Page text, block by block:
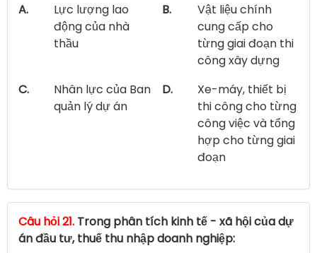
A.
Lực lượng lao
động của nhà
thầu
B.
Vật liệu chính
cung cấp cho
từng giai đoạn thi
công xây dựng
C.
Nhân lực của Ban
quản lý dự án
D.
Xe-máy, thiết bị
thi công cho từng
công việc và tổng
hợp cho từng giai
đoạn
Câu hỏi 21. Trong phân tích kinh tế - xã hội của dự
án đầu tư, thuế thu nhập doanh nghiệp: